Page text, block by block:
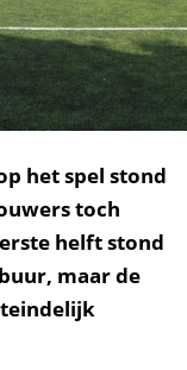
het spel stond
toch
helft stond
maar de